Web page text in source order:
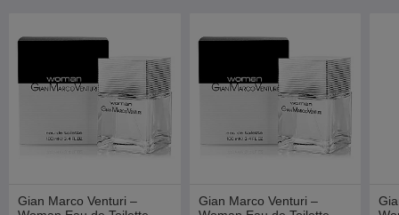
Gian Marco Venturi –
Gian Marco Venturi –